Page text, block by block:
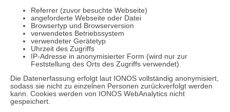
Referrer (zuvor besuchte Webseite)
angeforderte Webseite oder Datei
Browsertyp und Browserversion
verwendetes Betriebssystem
verwendeter Gerätetyp
Uhrzeit des Zugriffs
IP-Adresse in anonymisierter Form (wird nur zur
Feststellung des Orts des Zugriffs verwendet)
Die Datenerfassung erfolgt laut IONOS vollständig anonymisiert,
sodass sie nicht zu einzelnen Personen zurückverfolgt werden
kann. Cookies werden von IONOS WebAnalytics nicht
gespeichert.